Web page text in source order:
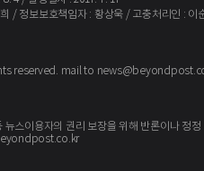
/ 정보보호책임자 : 황상욱 / 고충처리인 : 이
reserved. mail to
뉴스이용자의 권리 보장을 위해 반론이나